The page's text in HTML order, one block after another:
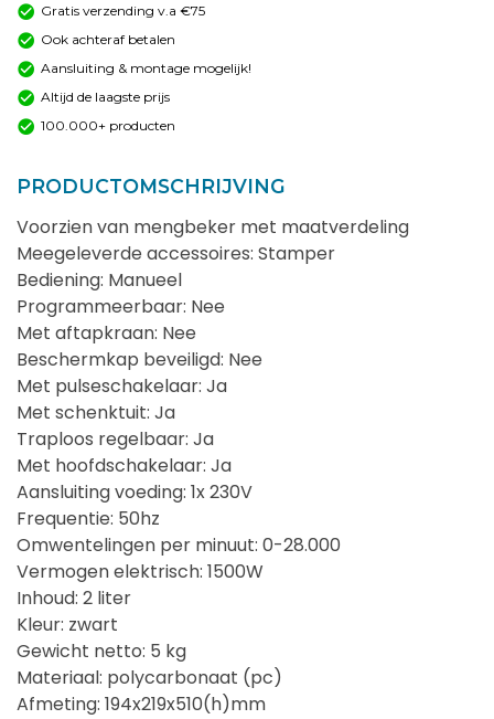
Gratis verzending v.a €75
Ook achteraf betalen
Aansluiting & montage mogelijk!
Altijd de laagste prijs
100.000+ producten
PRODUCTOMSCHRIJVING
Voorzien van mengbeker met maatverdeling
Meegeleverde accessoires: Stamper
Bediening: Manueel
Programmeerbaar: Nee
Met aftapkraan: Nee
Beschermkap beveiligd: Nee
Met pulseschakelaar: Ja
Met schenktuit: Ja
Traploos regelbaar: Ja
Met hoofdschakelaar: Ja
Aansluiting voeding: 1x 230V
Frequentie: 50hz
Omwentelingen per minuut: 0-28.000
Vermogen elektrisch: 1500W
Inhoud: 2 liter
Kleur: zwart
Gewicht netto: 5 kg
Materiaal: polycarbonaat (pc)
Afmeting: 194x219x510(h)mm